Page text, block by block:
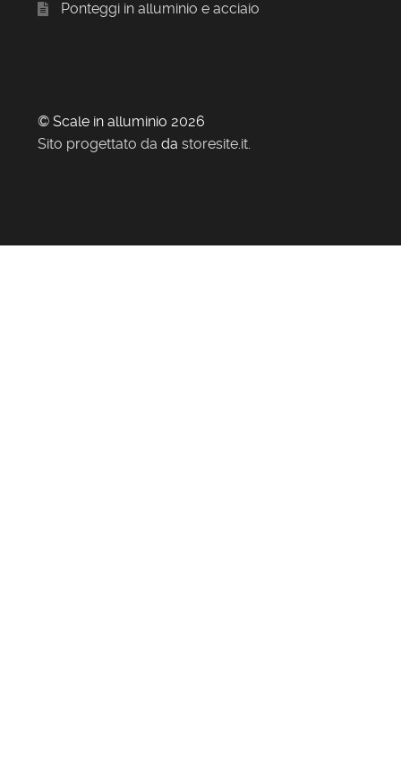
Ponteggi in alluminio e acciaio
© Scale in alluminio 2026
Sito progettato da da storesite.it.